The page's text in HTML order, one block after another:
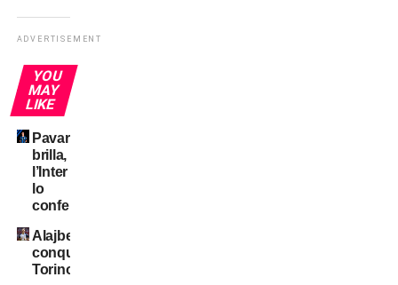
ADVERTISEMENT
YOU
MAY
LIKE
Pavard
brilla,
l’Inter
lo
conferma?
Alajbegovic
conquista
Torino